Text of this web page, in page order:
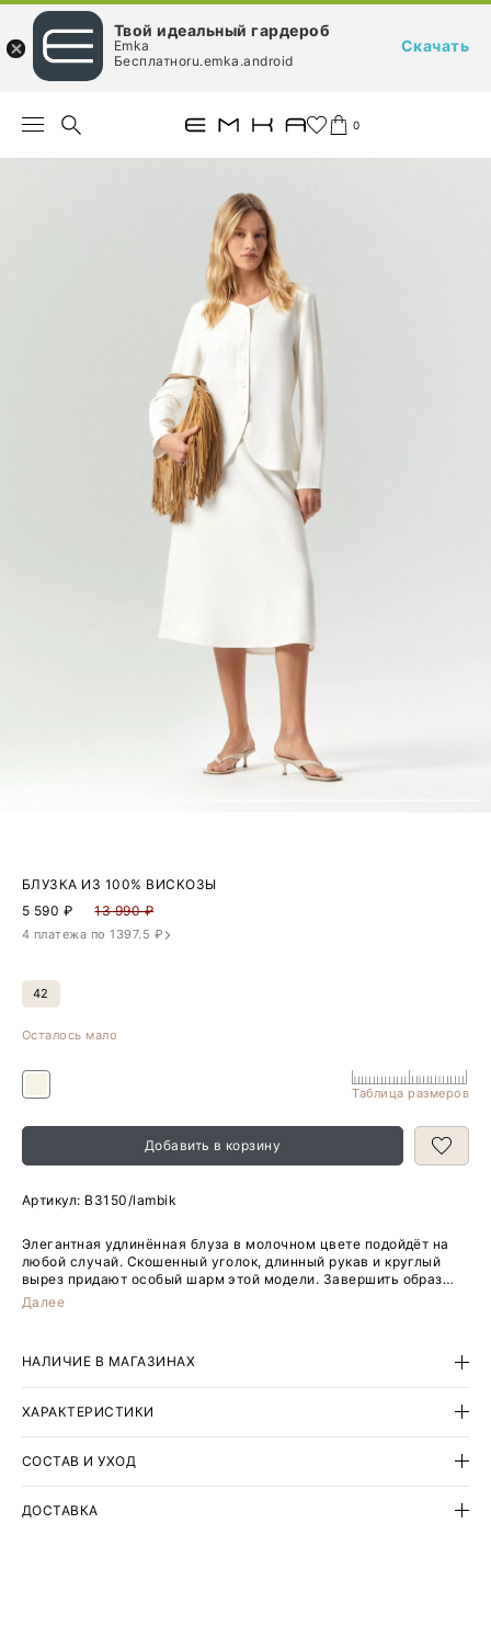
0
БЛУЗКА ИЗ 100% ВИСКОЗЫ
5 590 ₽ 13 990 ₽
4 платежа по 1397.5 ₽
42
Осталось мало
Таблица размеров
Добавить в корзину
Артикул: B3150/lambik
Элегантная удлинённая блуза в молочном цвете подойдёт на
любой случай. Скошенный уголок, длинный рукав и круглый
вырез придают особый шарм этой модели. Завершить образ
можно юбкой из комплекта.
Далее
НАЛИЧИЕ В МАГАЗИНАХ
ХАРАКТЕРИСТИКИ
СОСТАВ И УХОД
ДОСТАВКА
Твой идеальный гардероб
Emka
Бесплатноru.emka.android
Скачать